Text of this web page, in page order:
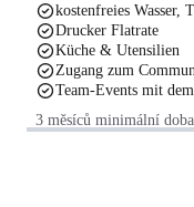
kostenfreies Wasser,
Drucker Flatrate
Küche & Utensilien
Zugang zum
Team-Events mit
3 měsíců minimální